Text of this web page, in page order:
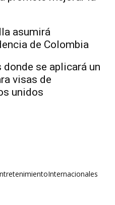
asumirá
de Colombia
donde se aplicará un
visas de
unidos
Internacionales